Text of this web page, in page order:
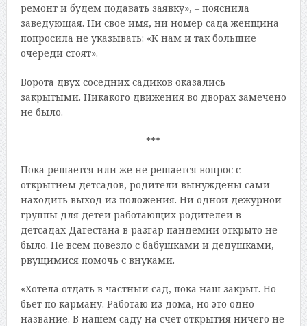
ремонт и будем подавать заявку», – пояснила
заведующая. Ни свое имя, ни номер сада женщина
попросила не указывать: «К нам и так большие
очереди стоят».
Ворота двух соседних садиков оказались
закрытыми. Никакого движения во дворах замечено
не было.
***
Пока решается или же не решается вопрос с
открытием детсадов, родители вынуждены сами
находить выход из положения. Ни одной дежурной
группы для детей работающих родителей в
детсадах Дагестана в разгар пандемии открыто не
было. Не всем повезло с бабушками и дедушками,
рвущимися помочь с внуками.
«Хотела отдать в частный сад, пока наш закрыт. Но
бьет по карману. Работаю из дома, но это одно
название. В нашем саду на счет открытия ничего не